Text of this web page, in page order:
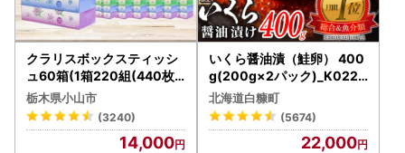
クラリスボックスティッシ
ュ60箱(1箱220組(440枚))
(5個入り×12セット)【配送
不可地域：離島・沖縄県】
【1256759】
栃木県小山市
(3240)
14,000
いくら醤油漬（鮭卵） 400
g(200g×2パック)_K022-
1676
北海道白糠町
(5674)
22,000